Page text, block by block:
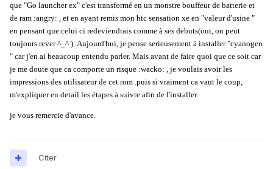
que "Go launcher ex" c'est transformé en un monstre bouffeur de batterie et
de ram :angry: , et en ayant remis mon htc sensation xe en "valeur d'usine "
en pensant que celui ci redeviendrais comme à ses debuts(oui, on peut
toujours rever ^_^ ) .Aujourd'hui, je pense serieusement à installer "cyanogen
" car j'en ai beaucoup entendu parler. Mais avant de faire quoi que ce soit car
je me doute que ca comporte un risque :wacko: , je voulais avoir les
impressions des utilisateur de cet rom .puis si vraiment ca vaut le coup,
m'expliquer en detail les étapes à suivre afin de l'installer.
je vous remercie d'avance.
Citer